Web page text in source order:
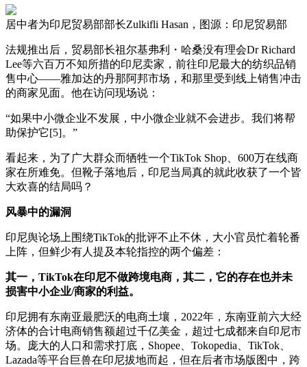
居中者为印尼贸易部部长Zulkifli Hasan，图源：印尼贸易部
法规推出后，贸易部长祖尔基弗利・哈桑没有理会Dr Richard
Lee等六百万不知所措的印尼卖家，前往印尼最大的纺织品销
售中心——雅加达的丹那阿邦市场，和那里受到线上销售冲击
的商家见面。他在访问现场说：
“如果中小微企业不发展，中小微企业就不会进步。我们将帮
助保护它[5]。”
看起来，为了广大群众而牺牲一个TikTok Shop、600万在线商
家在所难免。但靴子落地后，印尼当局真的就此收获了一个皆
大欢喜的结局吗？
风暴中的漏洞
印尼舆论场上围绕TikTok的批评不止不休，大小官员忙着轮番
上阵，但鲜少有人提及本轮指控的两个偏差：
其一，TikTok在印尼不做跨境电商，其二，它的存在也并未
损害中小企业/商家的利益。
印尼拥有东南亚最肥沃的电商土壤，2022年，东南亚前六大经
济体的合计电商销售额超过千亿美金，超过七成都来自印尼市
场。庞大的人口和需求打底，Shopee、Tokopedia、TikTok、
Lazada等平台巨兽在印尼拔地而起，但在后者市场版图中，跨